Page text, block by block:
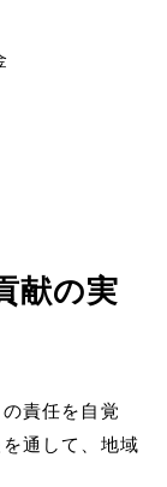
献の実
責任を⾃覚
通して、地域